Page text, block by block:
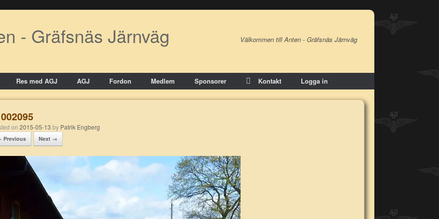
- Gräfsnäs Järnväg Välkommen till Anten - Gräfsnäs Järnväg
Res med AGJ AGJ Fordon Medlem Sponsorer Kontakt Logga in
002095
on 2015-05-13 by Patrik Engberg
Previous Next →